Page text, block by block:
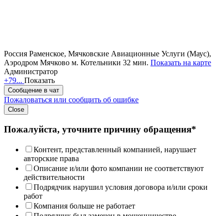
Россия Раменское, Мячковские Авиационные Услуги (Маус),
Аэродром Мячково м. Котельники 32 мин. Показать на карте
Администратор
+79... Показать
Сообщение в чат
Пожаловаться или сообщить об ошибке
Close
Пожалуйста, уточните причину обращения*
Контент, представленный компанией, нарушает
авторские права
Описание и/или фото компании не соответствуют
действительности
Подрядчик нарушил условия договора и/или сроки
работ
Компания больше не работает